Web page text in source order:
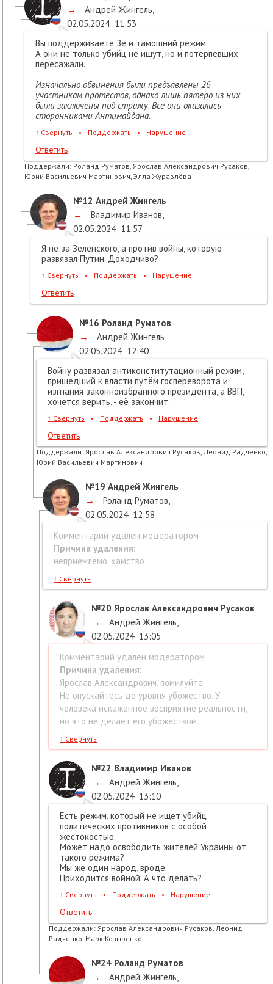
→
Андрей Жингель
02.05.2024 11:53
Вы поддерживаете Зе и тамошний режим.
А они не только убийц не ищут, но и потерпевших
пересажали.
Изначально обвинения были предъявлены 26
участникам протестов, однако лишь пятеро из них
были заключены под стражу. Все они оказались
сторонниками Антимайдана.
↑ Свернуть • Поддержать • Нарушение
Ответить
Поддержали: Роланд Руматов, Ярослав Александрович Русаков,
Юрий Васильевич Мартинович, Элла Журавлёва
№12 Андрей Жингель
→
Владимир Иванов
02.05.2024 11:57
Я не за Зеленского, а против войны, которую
развязал Путин. Доходчиво?
↑ Свернуть • Поддержать • Нарушение
Ответить
№16 Роланд Руматов
→
Андрей Жингель
02.05.2024 12:40
Войну развязал антиконститутационный режим,
пришедший к власти путём госпереворота и
изгнания законноизбранного президента, а ВВП,
хочется верить, - её закончит.
↑ Свернуть • Поддержать • Нарушение
Ответить
Поддержали: Ярослав Александрович Русаков, Леонид Радченко,
Юрий Васильевич Мартинович
№19 Андрей Жингель
→
Роланд Руматов
02.05.2024 12:58
Комментарий удален модератором
Причина удаления:
неприемлемо. хамство
↑ Свернуть
№20 Ярослав Александрович Русаков
→
Андрей Жингель
02.05.2024 13:05
Комментарий удален модератором
Причина удаления:
Ярослав Александрович, помилуйте.
Не опускайтесь до уровня убожество. У
человека искаженное восприятие реальности,
но это не делает его убожеством.
↑ Свернуть
№22 Владимир Иванов
→
Андрей Жингель
02.05.2024 13:10
Есть режим, который не ищет убийц
политических противников с особой
жестокостью.
Может надо освободить жителей Украины от
такого режима?
Мы же один народ, вроде.
Приходится войной. А что делать?
↑ Свернуть • Поддержать • Нарушение
Ответить
Поддержали: Ярослав Александрович Русаков, Леонид
Радченко, Марк Козыренко
№24 Роланд Руматов
→
Андрей Жингель